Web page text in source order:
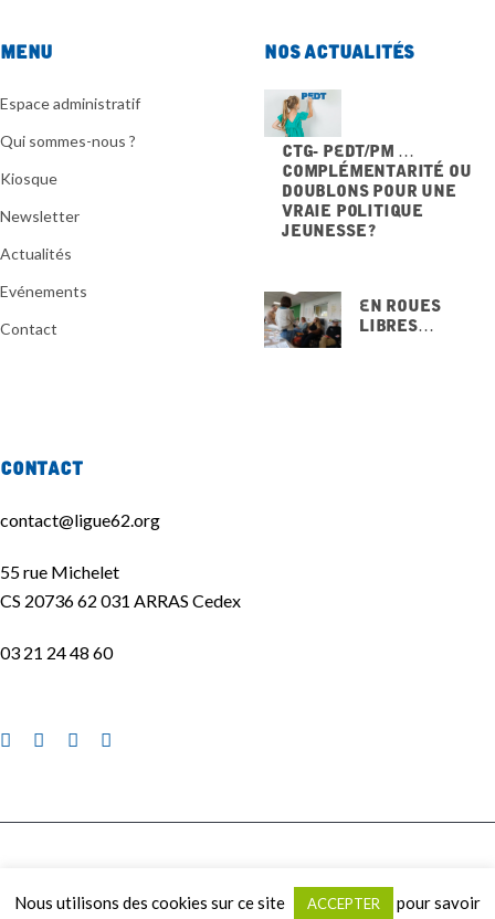
Menu
Espace administratif
Qui sommes-nous ?
Kiosque
Newsletter
Actualités
Evénements
Contact
Nos actualités
CTG- PEdT/PM …
Complémentarité ou
doublons pour une
vraie politique
jeunesse ?
En Roues
Libres…
Contact
contact@ligue62.org
55 rue Michelet
CS 20736 62 031 ARRAS Cedex
03 21 24 48 60
Mentions légales| Politique de confidentialité
Nous utilisons des cookies sur ce site ACCEPTER pour savoir